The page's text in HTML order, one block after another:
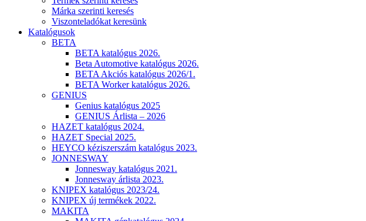
Márka szerinti keresés
Viszonteladókat keresünk
Katalógusok
BETA
BETA katalógus 2026.
Beta Automotive katalógus 2026.
BETA Akciós katalógus 2026/1.
BETA Worker katalógus 2026.
GENIUS
Genius katalógus 2025
GENIUS Árlista – 2026
HAZET katalógus 2024.
HAZET Special 2025.
HEYCO kéziszerszám katalógus 2023.
JONNESWAY
Jonnesway katalógus 2021.
Jonnesway árlista 2023.
KNIPEX katalógus 2023/24.
KNIPEX új termékek 2022.
MAKITA